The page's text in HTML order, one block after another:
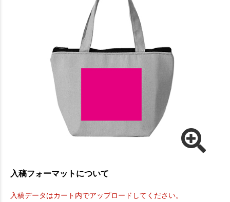
入稿フォーマットについて
入稿データはカート内でアップロードしてください。